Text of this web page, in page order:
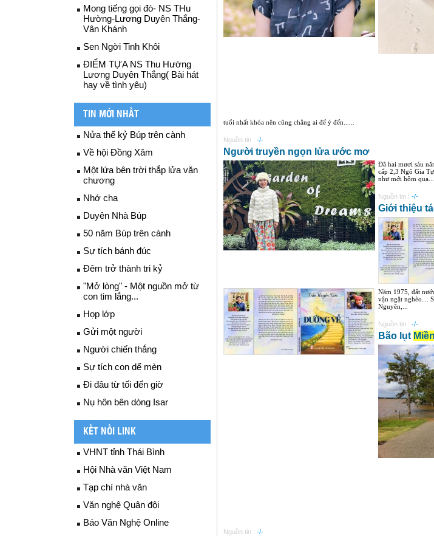
Mong tiếng gọi đò- NS THu
Hường-Lương Duyên Thắng-
Vân Khánh
Sen Ngời Tinh Khôi
ĐIỂM TỰA NS Thu Hường
Lương Duyên Thắng( Bài hát
hay về tình yêu)
TIN MỚI NHẤT
Nửa thế kỷ Búp trên cành
Về hội Đồng Xâm
Một lứa bên trời thắp lửa văn
chương
Nhớ cha
Duyên Nhà Búp
50 năm Búp trên cành
Sự tích bánh đúc
Đêm trở thành tri kỷ
"Mở lòng" - Một nguồn mở từ
con tim lắng...
Họp lớp
Gửi một người
Người chiến thắng
Sự tích con dế mèn
Đi đâu từ tối đến giờ
Nụ hôn bên dòng Isar
KẾT NỐI LINK
VHNT tỉnh Thái Bình
Hội Nhà văn Việt Nam
Tạp chí nhà văn
Văn nghệ Quân đội
Báo Văn Nghệ Online
tuổi nhất khóa nên cũng chẳng ai để ý đến......
Nguồn tin : -/-
Người truyền ngọn lửa ước mơ
Đã hai mươi sáu
cấp 2,3 Ngô Gia
như mới hôm qua....
Nguồn tin : -/-
Giới thiệu
Năm 1975, đất
vận ngặt nghèo…
Nguyên,...
Nguồn tin : -/-
Bão lụt Miền
Nguồn tin : -/-